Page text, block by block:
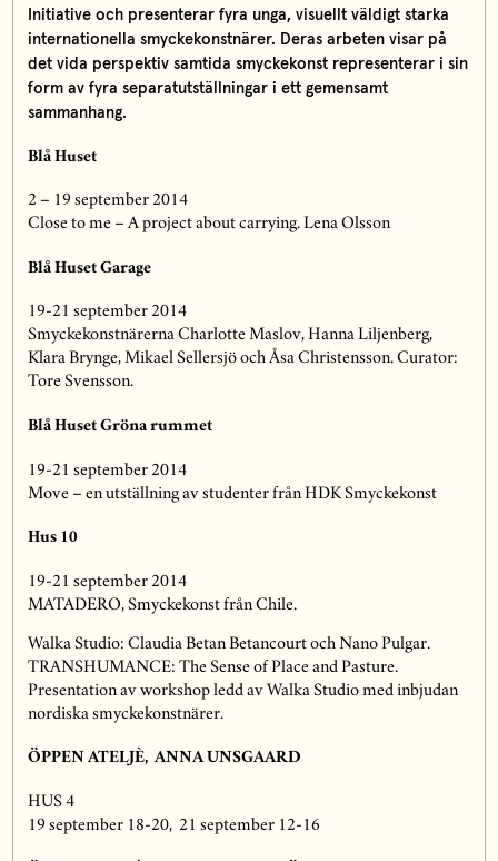
Initiative och presenterar fyra unga, visuellt väldigt starka
internationella smyckekonstnärer. Deras arbeten visar på
det vida perspektiv samtida smyckekonst representerar i sin
form av fyra separatutställningar i ett gemensamt
sammanhang.
Blå Huset
2 – 19 september 2014
Close to me – A project about carrying. Lena Olsson
Blå Huset Garage
19-21 september 2014
Smyckekonstnärerna Charlotte Maslov, Hanna Liljenberg,
Klara Brynge, Mikael Sellersjö och Åsa Christensson. Curator:
Tore Svensson.
Blå Huset Gröna rummet
19-21 september 2014
Move – en utställning av studenter från HDK Smyckekonst
Hus 10
19-21 september 2014
MATADERO, Smyckekonst från Chile.
Walka Studio: Claudia Betan Betancourt och Nano Pulgar.
TRANSHUMANCE: The Sense of Place and Pasture.
Presentation av workshop ledd av Walka Studio med inbjudan
nordiska smyckekonstnärer.
ÖPPEN ATELJÈ, ANNA UNSGAARD
HUS 4
19 september 18-20, 21 september 12-16